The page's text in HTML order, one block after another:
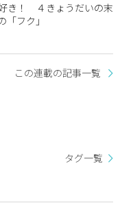
き！ ４きょうだいの末
フク」
この連載の記事一覧
タグ一覧